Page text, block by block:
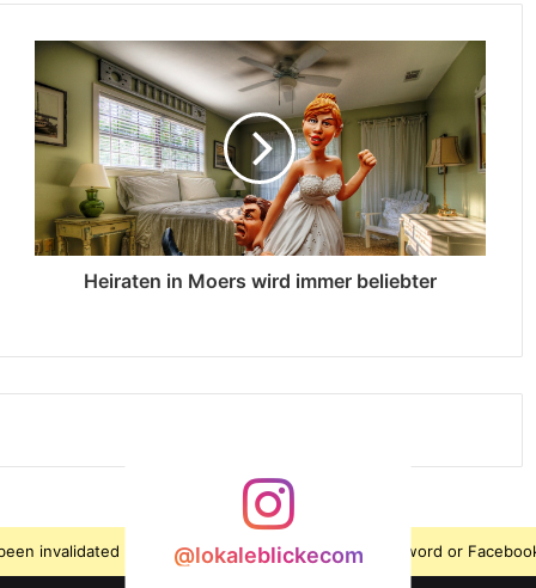
Heiraten in Moers wird immer beliebter
@lokaleblickecom
invalidated because the user changed their password or